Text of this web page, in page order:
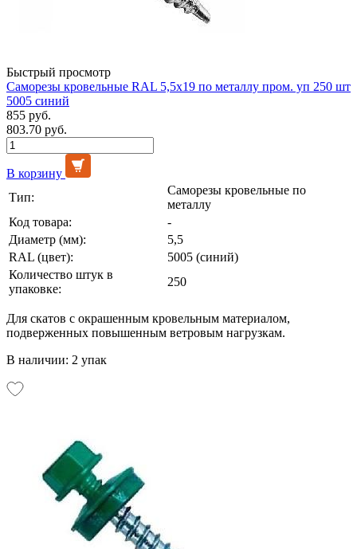
Быстрый просмотр
Саморезы кровельные RAL 5,5х19 по металлу пром. уп 250 шт
5005 синий
855 руб.
803.70 руб.
В корзину
Тип:
Саморезы кровельные по
металлу
Код товара:
-
Диаметр (мм):
5,5
RAL (цвет):
5005 (синий)
Количество штук в
упаковке:
250
Для скатов с окрашенным кровельным материалом,
подверженных повышенным ветровым нагрузкам.
В наличии: 2 упак